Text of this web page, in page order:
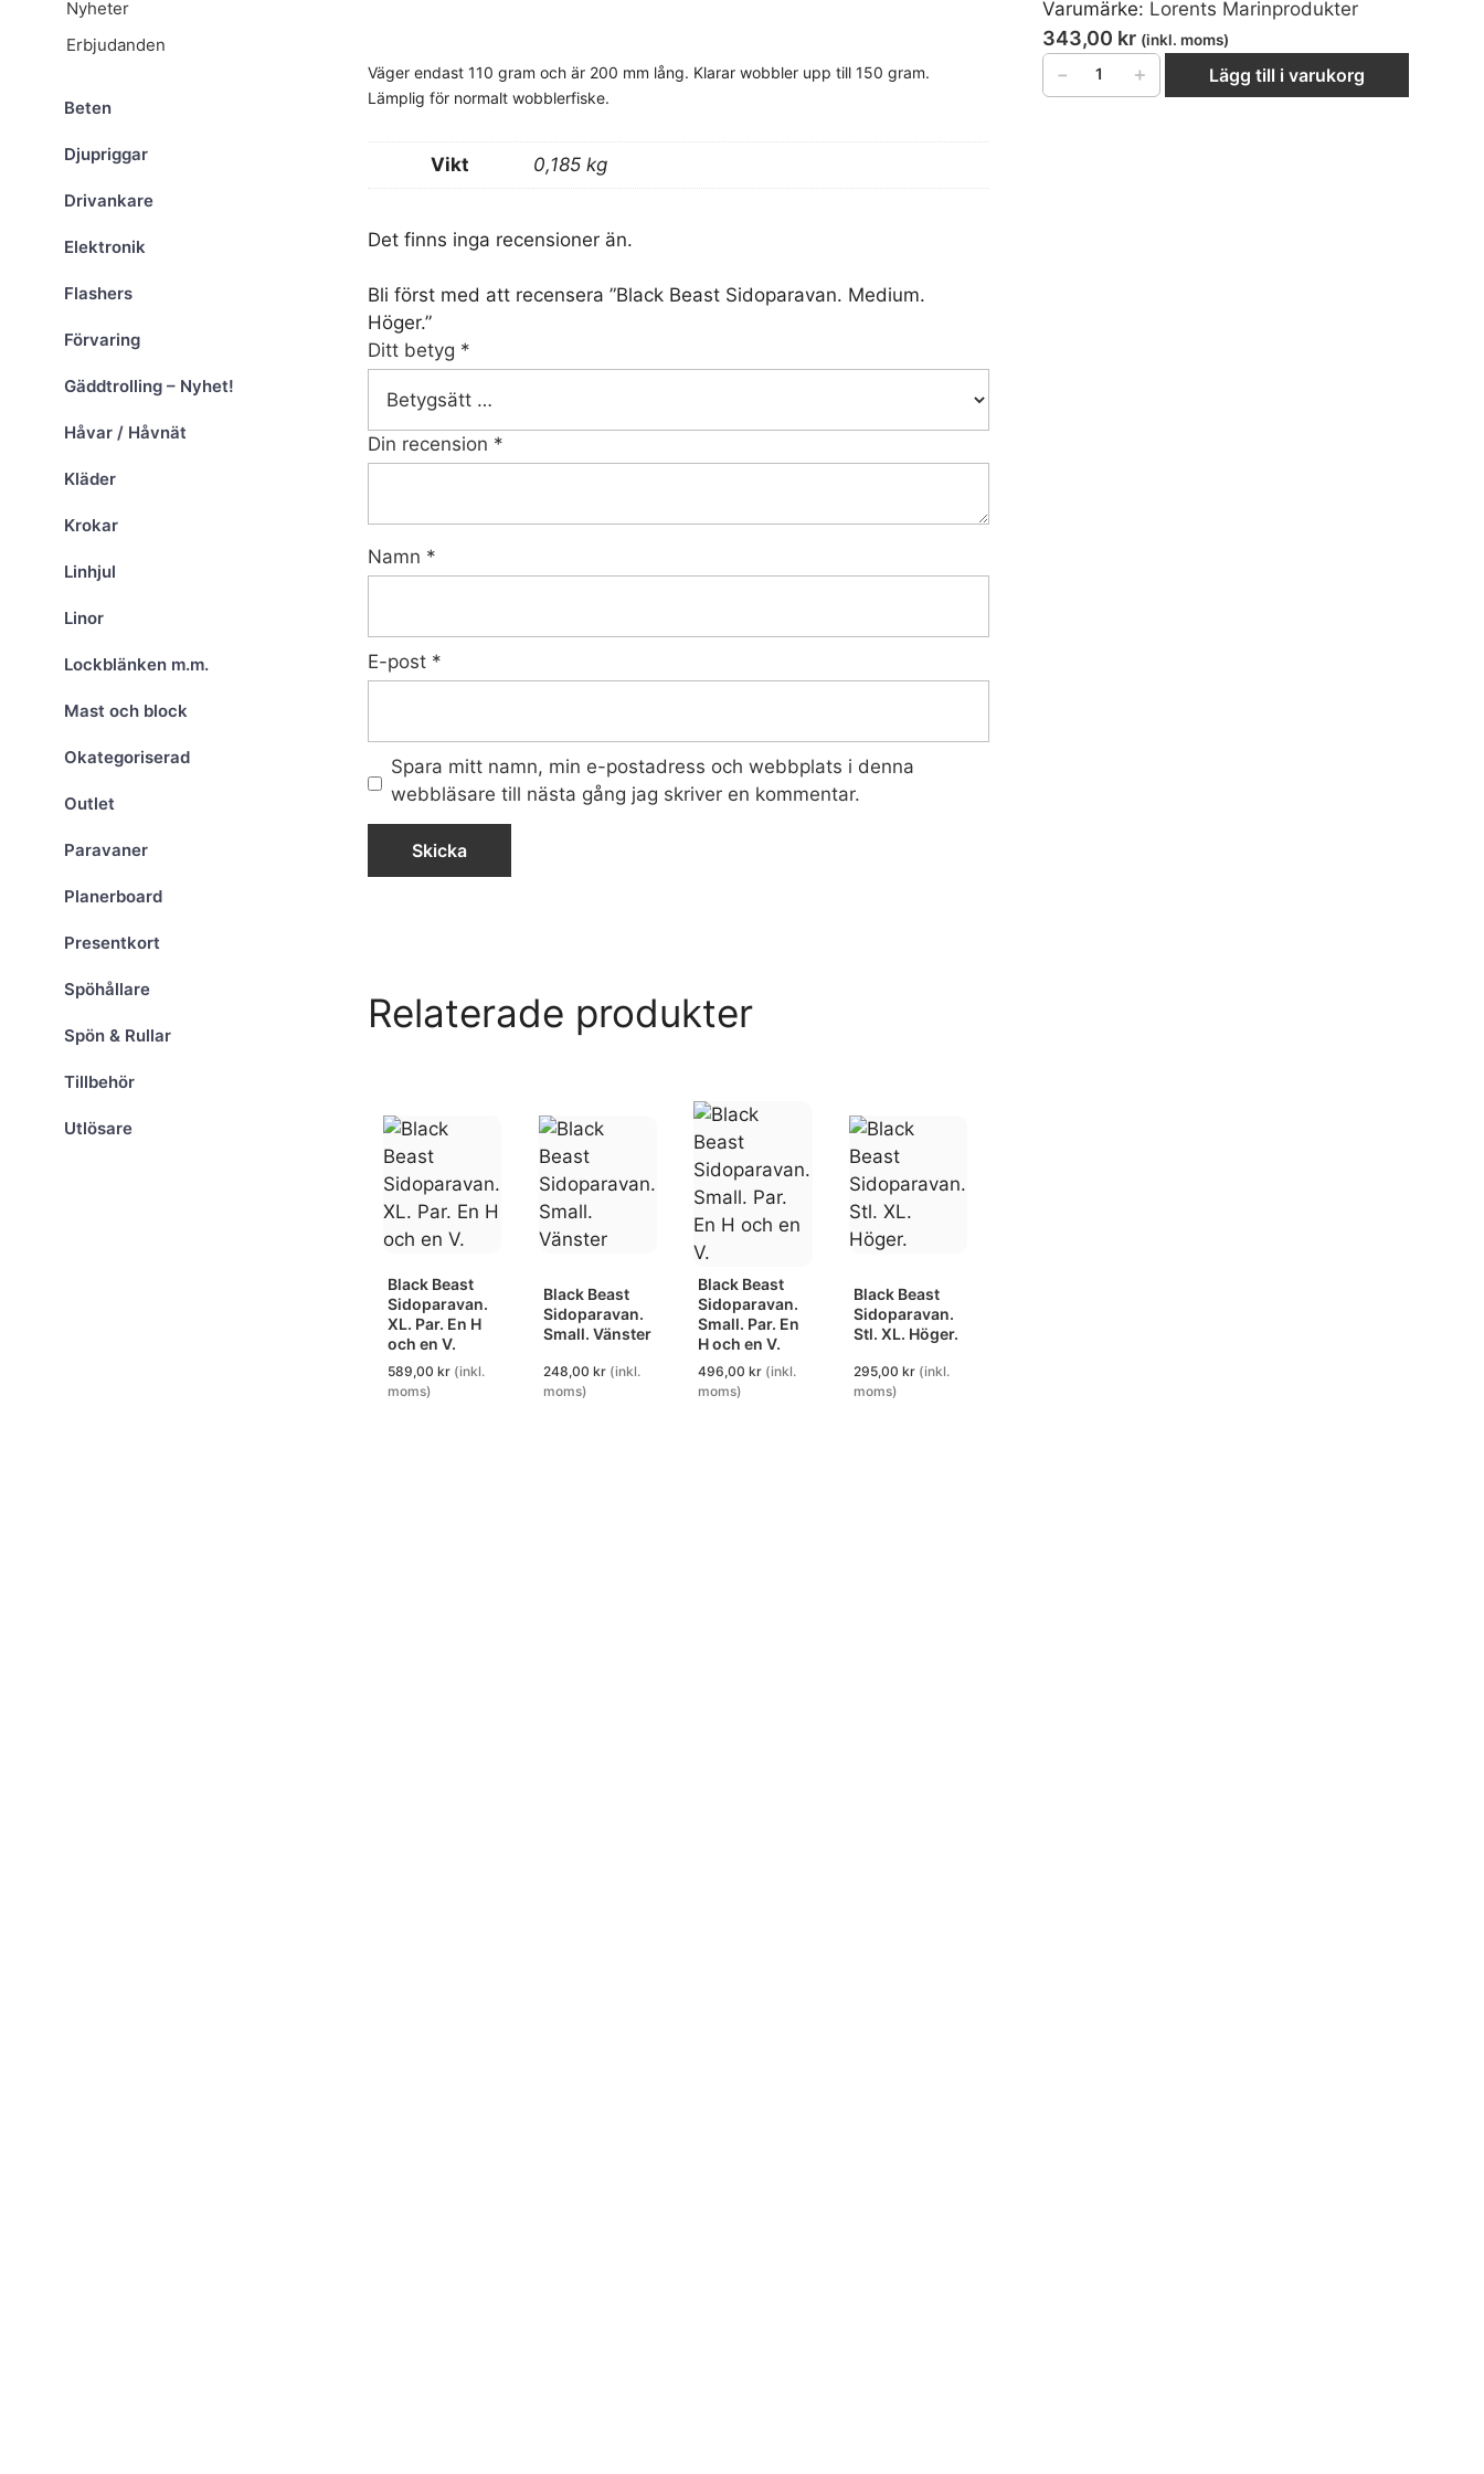
343,00 kr (inkl. moms)
− ＋ Lägg till i varukorg
Varumärke: Lorents Marinprodukter
Väger endast 110 gram och är 200 mm lång. Klarar wobbler upp till 150 gram.
Lämplig för normalt wobblerfiske.
Vikt 0,185 kg
Det finns inga recensioner än.
Bli först med att recensera ”Black Beast Sidoparavan. Medium.
Höger.”
Ditt betyg *
Din recension *
Namn *
E-post *
Spara mitt namn, min e-postadress och webbplats i denna
webbläsare till nästa gång jag skriver en kommentar.
Relaterade produkter
Black Beast
Sidoparavan.
XL. Par. En H
och en V.
589,00 kr (inkl.
moms)
Black Beast
Sidoparavan.
Small. Vänster
248,00 kr (inkl.
moms)
Black Beast
Sidoparavan.
Small. Par. En
H och en V.
496,00kr (inkl.
moms)
Black Beast
Sidoparavan.
Stl. XL. Höger.
295,00kr (inkl.
moms)
Nyheter
Erbjudanden
Beten
Djupriggar
Drivankare
Elektronik
Flashers
Förvaring
Gäddtrolling – Nyhet!
Håvar / Håvnät
Kläder
Krokar
Linhjul
Linor
Lockblänken m.m.
Mast och block
Okategoriserad
Outlet
Paravaner
Planerboard
Presentkort
Spöhållare
Spön & Rullar
Tillbehör
Utlösare